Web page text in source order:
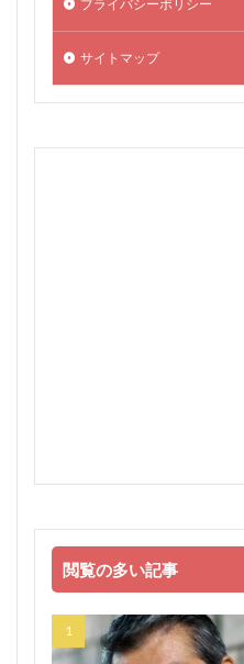
プライバシーポリシー
サイトマップ
閲覧の多い記事